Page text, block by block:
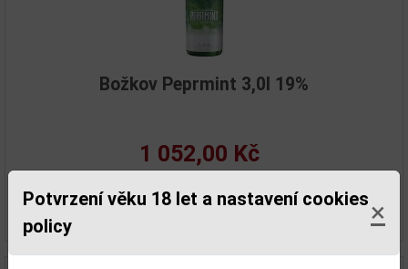
Potvrzení věku 18 let a nastavení cookies
policy
×
Božkov Peprmint 3,0l 19%
1 052,00 Kč